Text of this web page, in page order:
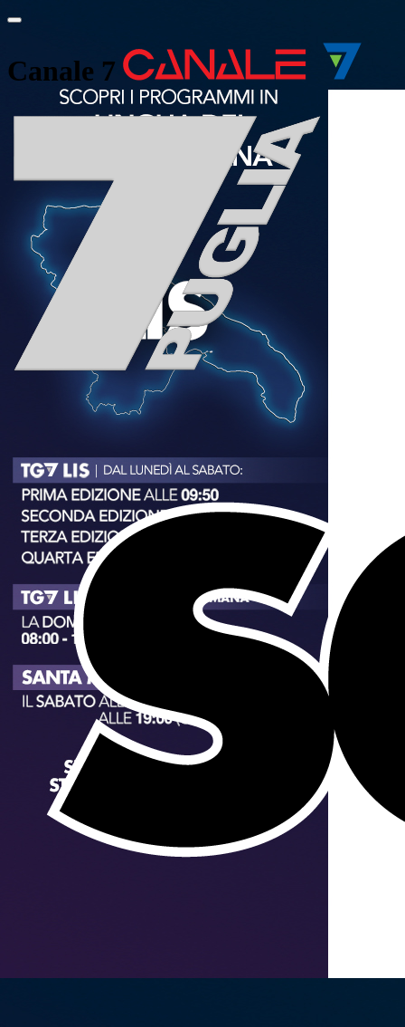
Canale 7